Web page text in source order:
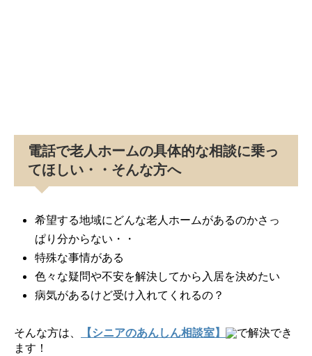
電話で老人ホームの具体的な相談に乗っ
てほしい・・そんな方へ
希望する地域にどんな老人ホームがあるのかさっ
ぱり分からない・・
特殊な事情がある
色々な疑問や不安を解決してから入居を決めたい
病気があるけど受け入れてくれるの？
そんな方は、 【シニアのあんしん相談室】
で解決でき
ます！